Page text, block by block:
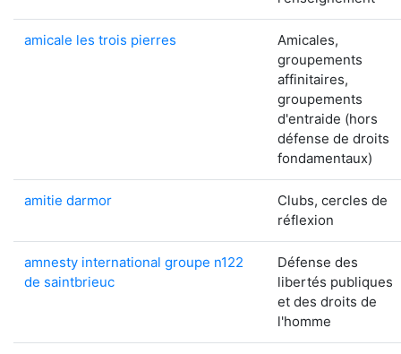
amicale les trois pierres
Amicales,
groupements
affinitaires,
groupements
d'entraide (hors
défense de droits
fondamentaux)
amitie darmor
Clubs, cercles de
réflexion
amnesty international groupe n122
de saintbrieuc
Défense des
libertés publiques
et des droits de
l'homme